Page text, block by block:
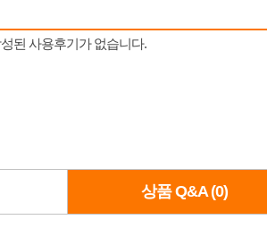
상품 Q&A (0)